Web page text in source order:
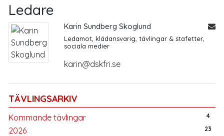
TÄVLINGSARKIV
Kommande tävlingar 4
2026 23
Ledare
Karin Sundberg Skoglund
Ledamot, klädansvarig, tävlingar & stafetter,
sociala medier
karin@dskfri.se